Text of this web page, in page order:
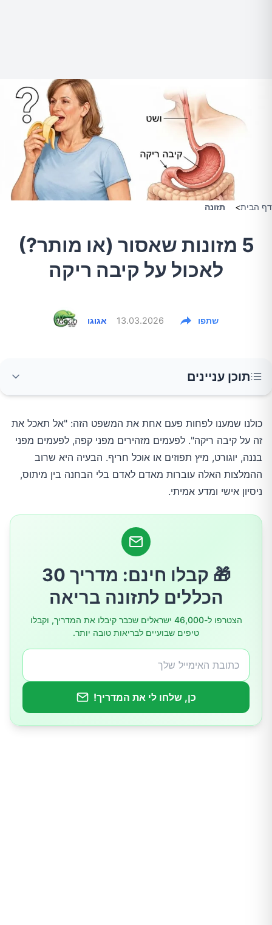
דף הבית> תזונה
5 מזונות שאסור (או מותר?)
לאכול על קיבה ריקה
אגוגו 13.03.2026 שתפו
תוכן עניינים
1. קפה, לא "אסור", אבל בהחלט לא מתאים לכולם
2. מיץ תפוזים ופירות הדר, לפעמים הבעיה היא לא
הפרי אלא החומציות
4. אוכל חריף, לא אויב אוטומטי, אבל כן טריגר
5. יוגורט, דווקא מותר, והמיתוס שהוא "מאבד את
כל החיידקים" בקיבה מוגזם
אז מה המדע באמת אומר?
כולנו שמענו לפחות פעם אחת את המשפט הזה: "אל תאכל את
זה על קיבה ריקה". לפעמים מזהירים מפני קפה, לפעמים מפני
בננה, יוגורט, מיץ תפוזים או אוכל חריף. הבעיה היא שרוב
ההמלצות האלה עוברות מאדם לאדם בלי הבחנה בין מיתוס,
ניסיון אישי ומדע אמיתי.
🎁 קבלו חינם: מדריך 30
הכללים לתזונה בריאה
הצטרפו ל-46,000 ישראלים שכבר קיבלו את המדריך, וקבלו
טיפים שבועיים לבריאות טובה יותר.
כן, שלחו לי את המדריך!